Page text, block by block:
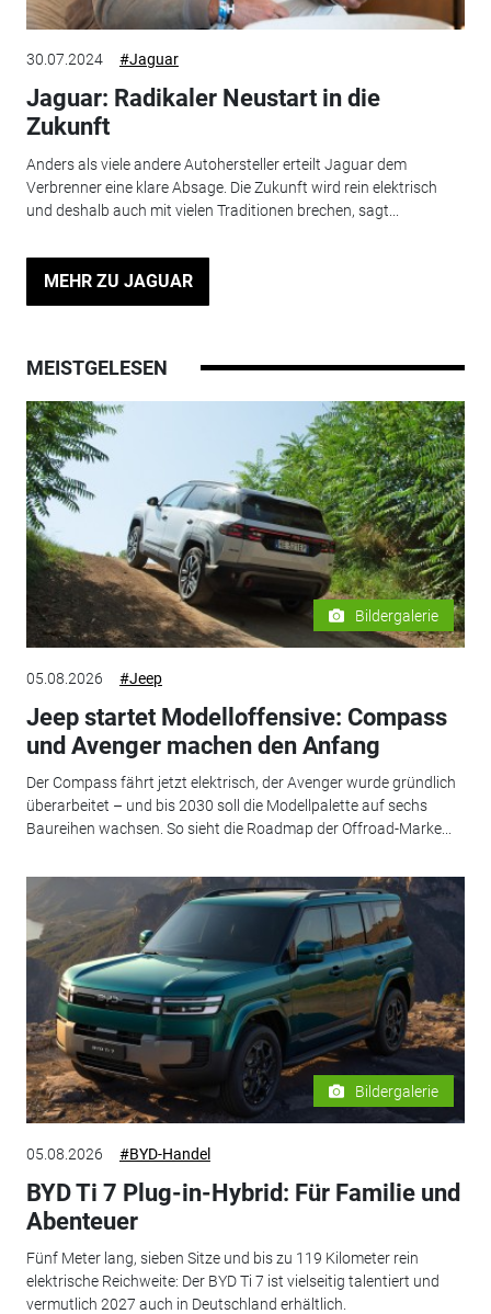
30.07.2024 #Jaguar
Jaguar: Radikaler Neustart in die
Zukunft
Anders als viele andere Autohersteller erteilt Jaguar dem
Verbrenner eine klare Absage. Die Zukunft wird rein elektrisch
und deshalb auch mit vielen Traditionen brechen, sagt...
MEHR ZU JAGUAR
MEISTGELESEN
Bildergalerie
05.08.2026 #Jeep
Jeep startet Modelloffensive: Compass
und Avenger machen den Anfang
Der Compass fährt jetzt elektrisch, der Avenger wurde gründlich
überarbeitet – und bis 2030 soll die Modellpalette auf sechs
Baureihen wachsen. So sieht die Roadmap der Offroad-Marke...
Bildergalerie
05.08.2026 #BYD-Handel
BYD Ti 7 Plug-in-Hybrid: Für Familie und
Abenteuer
Fünf Meter lang, sieben Sitze und bis zu 119 Kilometer rein
elektrische Reichweite: Der BYD Ti 7 ist vielseitig talentiert und
vermutlich 2027 auch in Deutschland erhältlich.